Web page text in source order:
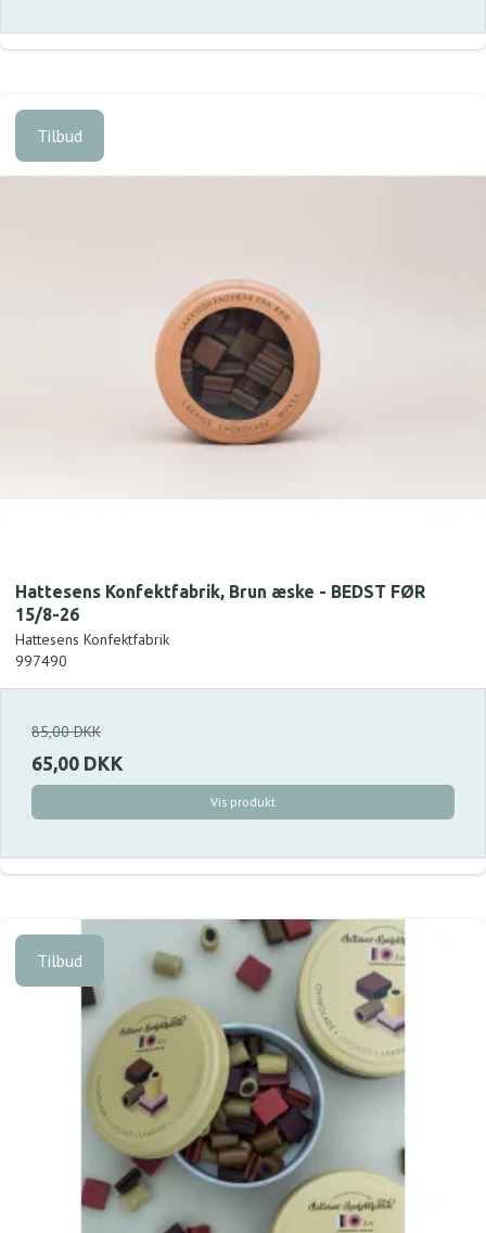
Tilbud
Hattesens Konfektfabrik, Brun æske - BEDST FØR
15/8-26
Hattesens Konfektfabrik
997490
85,00 DKK
65,00 DKK
Vis produkt
Tilbud